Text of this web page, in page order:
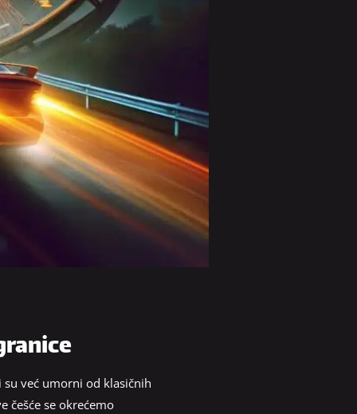
već umorni od klasičnih
češće se okrećemo